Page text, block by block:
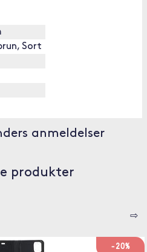
Sort
anmeldelser
produkter
⇨
-20%